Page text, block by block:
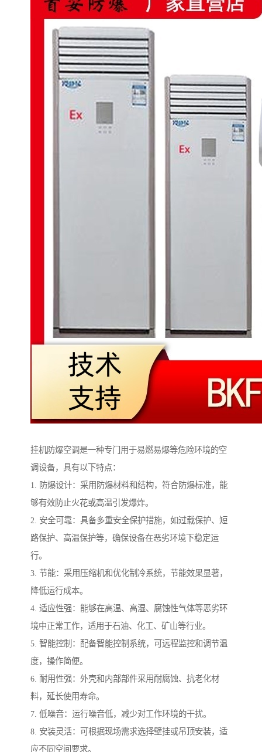
挂机防爆空调是一种专门用于易燃易爆等危险环境的空
调设备，具有以下特点：
1. 防爆设计：采用防爆材料和结构，符合防爆标准，能
够有效防止火花或高温引发爆炸。
2. 安全可靠：具备多重安全保护措施，如过载保护、短
路保护、高温保护等，确保设备在恶劣环境下稳定运
行。
3. 节能：采用压缩机和优化制冷系统，节能效果显著，
降低运行成本。
4. 适应性强：能够在高温、高湿、腐蚀性气体等恶劣环
境中正常工作，适用于石油、化工、矿山等行业。
5. 智能控制：配备智能控制系统，可远程监控和调节温
度，操作简便。
6. 耐用性强：外壳和内部部件采用耐腐蚀、抗老化材
料，延长使用寿命。
7. 低噪音：运行噪音低，减少对工作环境的干扰。
8. 安装灵活：可根据现场需求选择壁挂或吊顶安装，适
应不同空间要求。